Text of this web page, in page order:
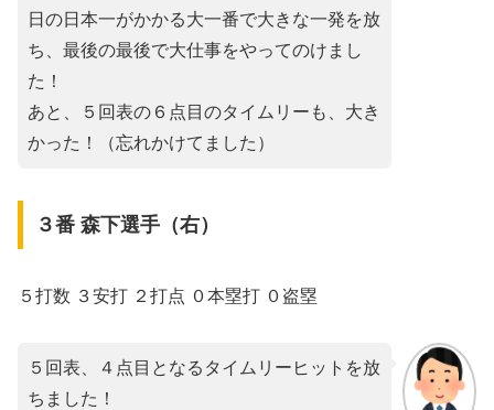
日の日本一がかかる大一番で大きな一発を放
ち、最後の最後で大仕事をやってのけまし
た！
あと、５回表の６点目のタイムリーも、大き
かった！（忘れかけてました）
３番 森下選手（右）
５打数 ３安打 ２打点 ０本塁打 ０盗塁
５回表、４点目となるタイムリーヒットを放
ちました！